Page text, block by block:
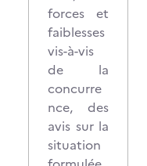
forces et
faiblesses
vis-à-vis
de la
concurre
nce, des
avis sur la
situation